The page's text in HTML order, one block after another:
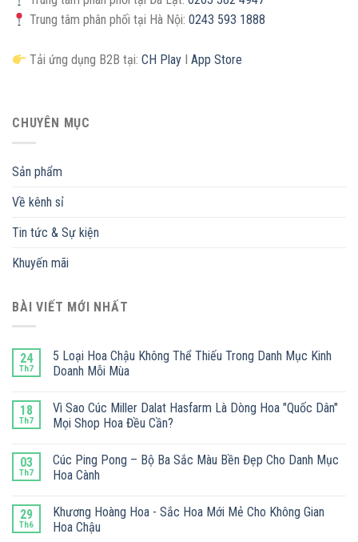
Trung tâm phân phối tại Hà Nội:0243 593 1888
Tải ứng dụng B2B tại:CH Play IApp Store
CHUYÊN MỤC
Sản phẩm
Về kênh sỉ
Tin tức & Sự kiện
Khuyến mãi
BÀI VIẾT MỚI NHẤT
24
Th7
5 Loại Hoa Chậu Không Thể Thiếu Trong Danh Mục Kinh
Doanh Mỗi Mùa
18
Th7
Vì Sao Cúc Miller Dalat Hasfarm Là Dòng Hoa "Quốc Dân"
Mọi Shop Hoa Đều Cần?
03
Th7
Cúc Ping Pong – Bộ Ba Sắc Màu Bền Đẹp Cho Danh Mục
Hoa Cành
29
Th6
Khương Hoàng Hoa - Sắc Hoa Mới Mẻ Cho Không Gian
Hoa Chậu